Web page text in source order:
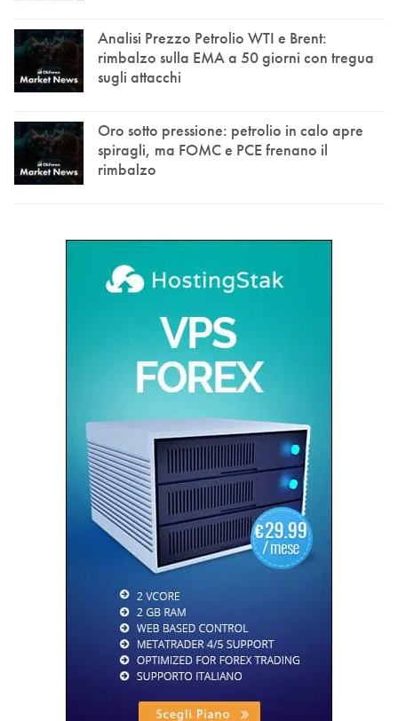
Analisi Prezzo Petrolio WTI e Brent:
rimbalzo sulla EMA a 50 giorni con tregua
sugli attacchi
Oro sotto pressione: petrolio in calo apre
spiragli, ma FOMC e PCE frenano il
rimbalzo